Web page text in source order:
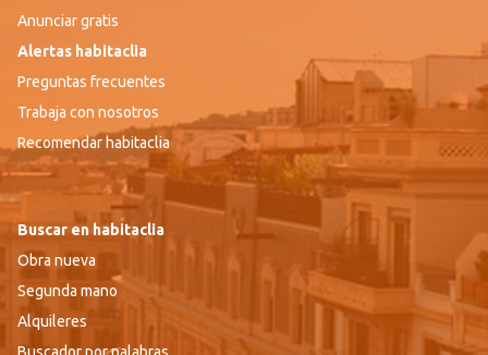
Anunciar gratis
Alertas habitaclia
Preguntas frecuentes
Trabaja con nosotros
Recomendar habitaclia
Buscar en habitaclia
Obra nueva
Segunda mano
Alquileres